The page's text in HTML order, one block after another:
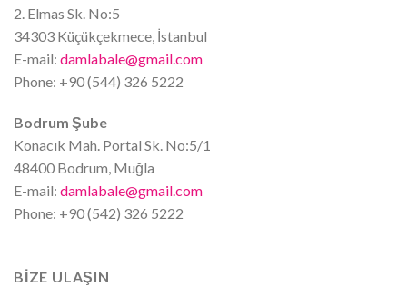
2. Elmas Sk. No:5
34303 Küçükçekmece, İstanbul
E-mail: damlabale@gmail.com
Phone: +90 (544) 326 5222
Bodrum Şube
Konacık Mah. Portal Sk. No:5/1
48400 Bodrum, Muğla
E-mail: damlabale@gmail.com
Phone: +90 (542) 326 5222
BIZE ULAŞIN